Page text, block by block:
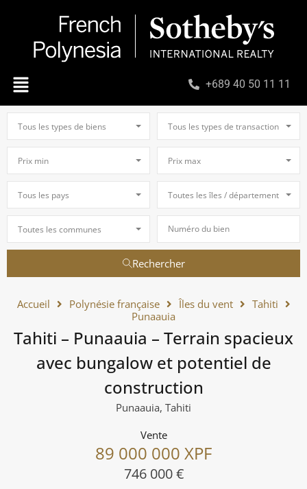
+689 40 50 11 11
Tous les types de biens Tous les types de transaction
Prix min Prix max
Tous les pays Toutes les îles / départements
Toutes les communes
Rechercher
Accueil Polynésie française Îles du vent
Tahiti
Punaauia
Tahiti – Punaauia – Terrain spacieux
avec bungalow et potentiel de
construction
Punaauia, Tahiti
Vente
89 000 000 XPF
746 000 €